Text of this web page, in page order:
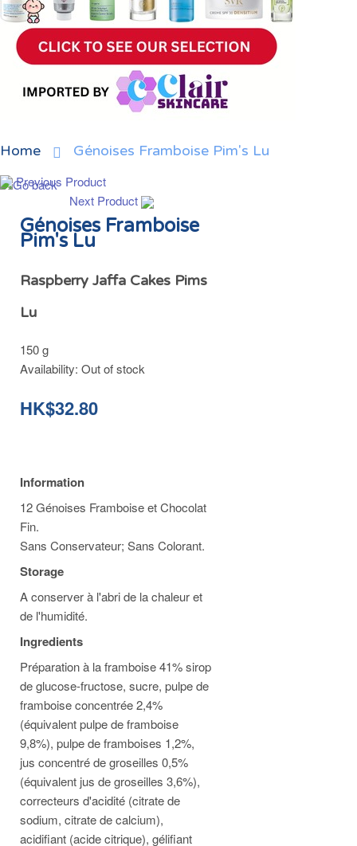
Home Génoises Framboise Pim's Lu
Previous Product
Next Product
Génoises Framboise
Pim's Lu
Raspberry Jaffa Cakes Pims
Lu
150 g
Availability: Out of stock
HK$32.80
Information
12 Génoises Framboise et Chocolat
Fin.
Sans Conservateur; Sans Colorant.
Storage
A conserver à l'abri de la chaleur et
de l'humidité.
Ingredients
Préparation à la framboise 41% sirop
de glucose-fructose, sucre, pulpe de
framboise concentrée 2,4%
(équivalent pulpe de framboise
9,8%), pulpe de framboises 1,2%,
jus concentré de groseilles 0,5%
(équivalent jus de groseilles 3,6%),
correcteurs d'acidité (citrate de
sodium, citrate de calcium),
acidifiant (acide citrique), gélifiant